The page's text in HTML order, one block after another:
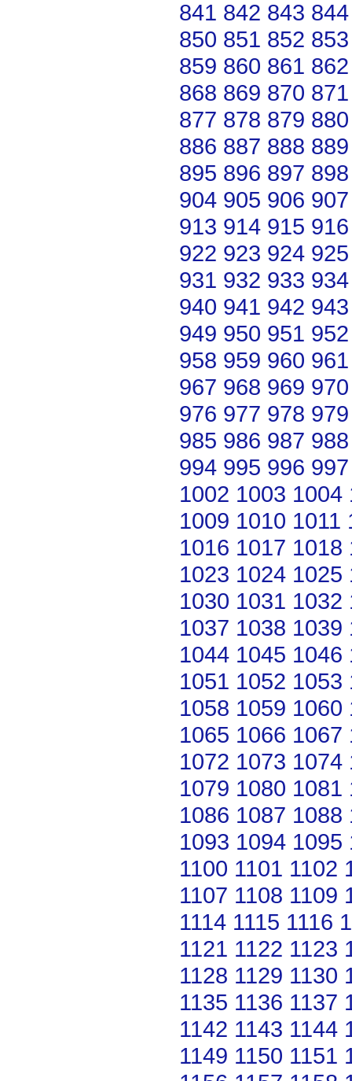
841 842 843 844
850 851 852 853
859 860 861 862
868 869 870 871
877 878 879 880
886 887 888 889
895 896 897 898
904 905 906 907
913 914 915 916
922 923 924 925
931 932 933 934
940 941 942 943
949 950 951 952
958 959 960 961
967 968 969 970
976 977 978 979
985 986 987 988
994 995 996 997
1002 1003 1004
1009 1010 1011
1016 1017 1018
1023 1024 1025
1030 1031 1032
1037 1038 1039
1044 1045 1046
1051 1052 1053
1058 1059 1060
1065 1066 1067
1072 1073 1074
1079 1080 1081
1086 1087 1088
1093 1094 1095
1100 1101 1102
1107 1108 1109
1114 1115 1116
1121 1122 1123
1128 1129 1130
1135 1136 1137
1142 1143 1144
1149 1150 1151